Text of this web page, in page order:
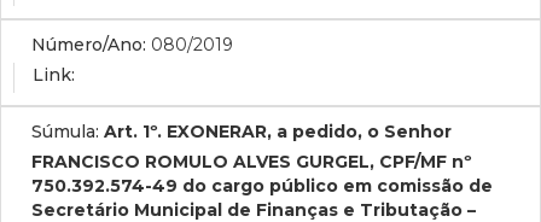
Número/Ano: 080/2019
Link:
Súmula: Art. 1º. EXONERAR, a pedido, o Senhor
FRANCISCO ROMULO ALVES GURGEL, CPF/MF nº
750.392.574-49 do cargo público em comissão de
Secretário Municipal de Finanças e Tributação –